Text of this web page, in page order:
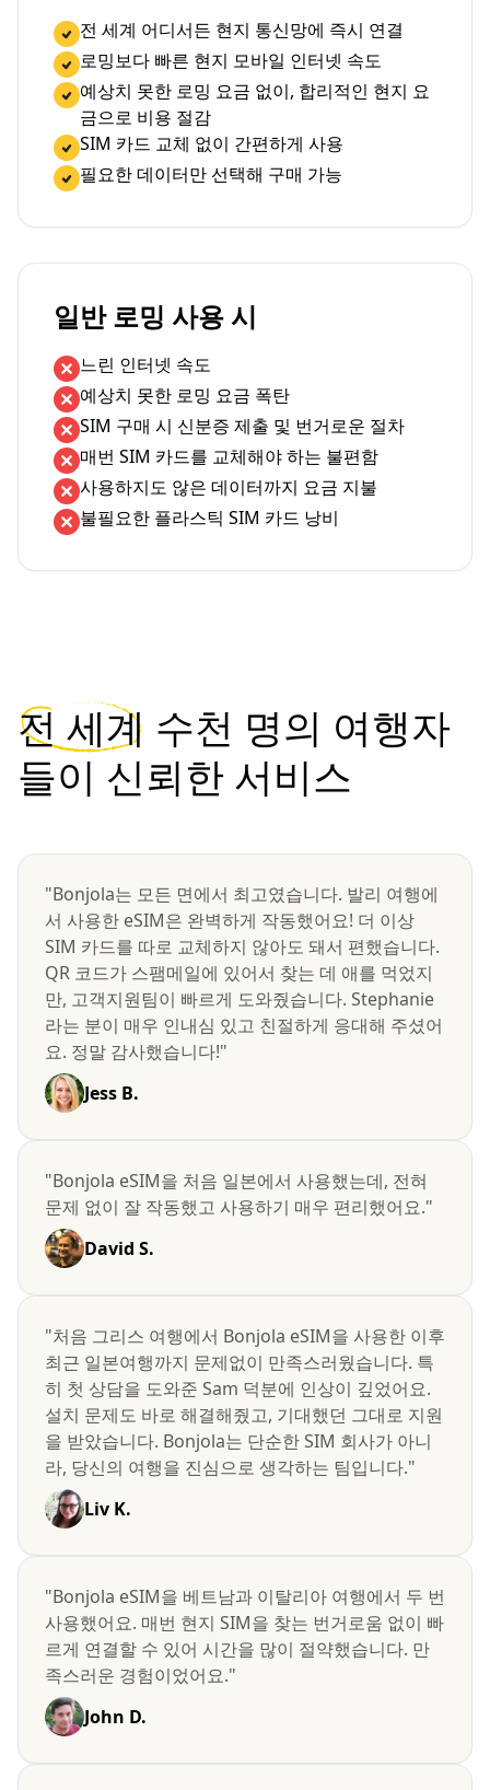
전 세계 어디서든 현지 통신망에 즉시 연결
로밍보다 빠른 현지 모바일 인터넷 속도
예상치 못한 로밍 요금 없이, 합리적인 현지 요
금으로 비용 절감
SIM 카드 교체 없이 간편하게 사용
필요한 데이터만 선택해 구매 가능
일반 로밍 사용 시
느린 인터넷 속도
예상치 못한 로밍 요금 폭탄
SIM 구매 시 신분증 제출 및 번거로운 절차
매번 SIM 카드를 교체해야 하는 불편함
사용하지도 않은 데이터까지 요금 지불
불필요한 플라스틱 SIM 카드 낭비
전 세계 수천 명의 여행자
들이 신뢰한 서비스
"Bonjola는 모든 면에서 최고였습니다. 발리 여행에
서 사용한 eSIM은 완벽하게 작동했어요! 더 이상
SIM 카드를 따로 교체하지 않아도 돼서 편했습니다.
QR 코드가 스팸메일에 있어서 찾는 데 애를 먹었지
만, 고객지원팀이 빠르게 도와줬습니다. Stephanie
라는 분이 매우 인내심 있고 친절하게 응대해 주셨어
요. 정말 감사했습니다!"
Jess B.
"Bonjola eSIM을 처음 일본에서 사용했는데, 전혀
문제 없이 잘 작동했고 사용하기 매우 편리했어요."
David S.
"처음 그리스 여행에서 Bonjola eSIM을 사용한 이후
최근 일본여행까지 문제없이 만족스러웠습니다. 특
히 첫 상담을 도와준 Sam 덕분에 인상이 깊었어요.
설치 문제도 바로 해결해줬고, 기대했던 그대로 지원
을 받았습니다. Bonjola는 단순한 SIM 회사가 아니
라, 당신의 여행을 진심으로 생각하는 팀입니다."
Liv K.
"Bonjola eSIM을 베트남과 이탈리아 여행에서 두 번
사용했어요. 매번 현지 SIM을 찾는 번거로움 없이 빠
르게 연결할 수 있어 시간을 많이 절약했습니다. 만
족스러운 경험이었어요."
John D.